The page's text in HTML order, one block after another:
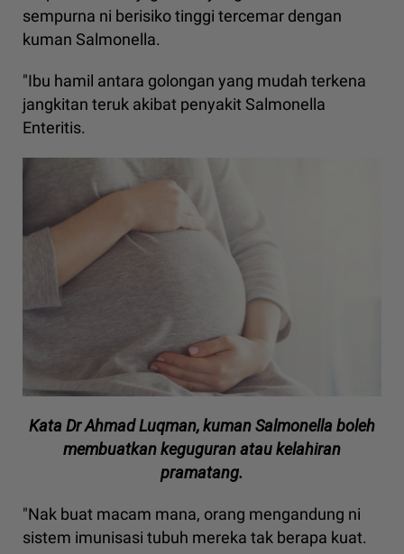
sempurna ni berisiko tinggi tercemar dengan
kuman Salmonella.
"Ibu hamil antara golongan yang mudah terkena
jangkitan teruk akibat penyakit Salmonella
Enteritis.
Kata Dr Ahmad Luqman, kuman Salmonella boleh
membuatkan keguguran atau kelahiran
pramatang.
"Nak buat macam mana, orang mengandung ni
sistem imunisasi tubuh mereka tak berapa kuat.